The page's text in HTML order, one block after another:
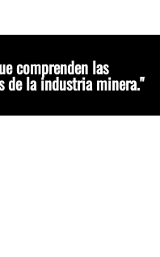
comprenden las
de la industria minera."